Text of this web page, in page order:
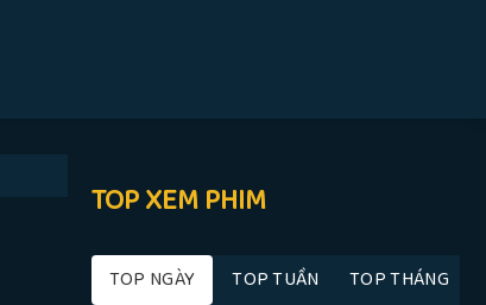
TOP XEM PHIM
TOP NGÀY TOP TUẦN TOP THÁNG